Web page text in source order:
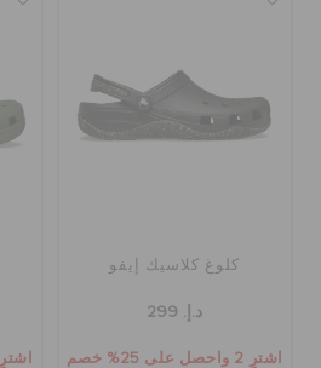
كلوغ كلاسيك إيفو
د.إ. 299
اشترِ 2 واحصل على 25% خصم اشترِ 2 واحصل على 25% خصم